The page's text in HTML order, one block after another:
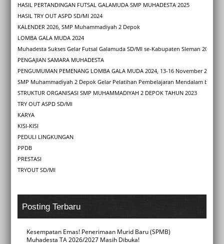
HASIL PERTANDINGAN FUTSAL GALAMUDA SMP MUHADESTA 2025
HASIL TRY OUT ASPD SD/MI 2024
KALENDER 2026, SMP Muhammadiyah 2 Depok
LOMBA GALA MUDA 2024
Muhadesta Sukses Gelar Futsal Galamuda SD/MI se-Kabupaten Sleman 2025
PENGAJIAN SAMARA MUHADESTA
PENGUMUMAN PEMENANG LOMBA GALA MUDA 2024, 13-16 November 2024
SMP Muhammadiyah 2 Depok Gelar Pelatihan Pembelajaran Mendalam bagi
STRUKTUR ORGANISASI SMP MUHAMMADIYAH 2 DEPOK TAHUN 2023
TRY OUT ASPD SD/MI
KARYA
KISI-KISI
PEDULI LINGKUNGAN
PPDB
PRESTASI
TRYOUT SD/MI
Posting Terbaru
Kesempatan Emas! Penerimaan Murid Baru (SPMB)
Muhadesta TA 2026/2027 Masih Dibuka!